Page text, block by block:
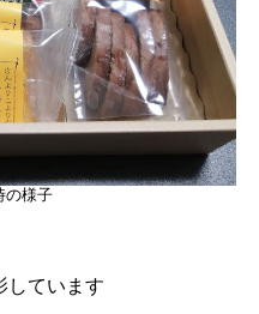
の様子
しています